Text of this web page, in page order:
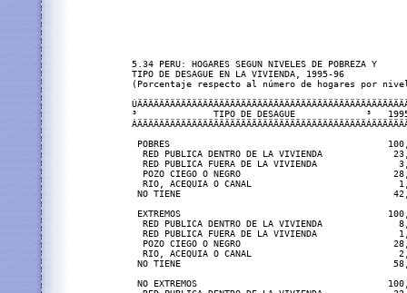
5.34 PERU: HOGARES SEGUN NIVELES DE POBREZA Y
TIPO DE DESAGUE EN LA VIVIENDA, 1995-96
(Porcentaje respecto al número de hogares por
³              TIPO DE DESAGUE             ³
POBRES
RED PUBLICA DENTRO DE LA VIVIENDA
RED PUBLICA FUERA DE LA VIVIENDA
POZO CIEGO O NEGRO
RIO, ACEQUIA O CANAL
NO TIENE
EXTREMOS
RED PUBLICA DENTRO DE LA VIVIENDA
RED PUBLICA FUERA DE LA VIVIENDA
POZO CIEGO O NEGRO
RIO, ACEQUIA O CANAL
NO TIENE
NO EXTREMOS